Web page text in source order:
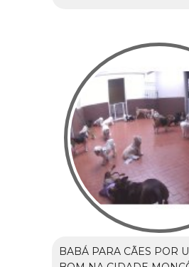
BABÁ PARA CÃES POR